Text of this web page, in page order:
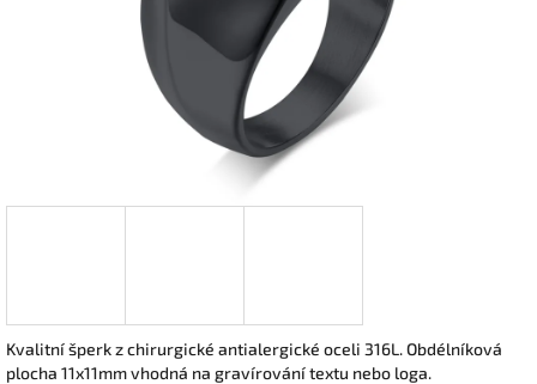
Kvalitní šperk z chirurgické antialergické oceli 316L. Obdélníková
plocha 11x11mm vhodná na gravírování textu nebo loga.